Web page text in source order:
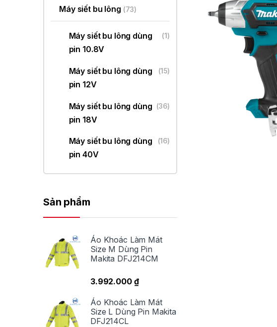
Máy siết bu lông (73)
Máy siết bu lông dùng
pin 10.8V
(1)
Máy siết bu lông dùng
pin 12V
(15)
Máy siết bu lông dùng
pin 18V
(36)
Máy siết bu lông dùng
pin 40V
(16)
Sản phẩm
Áo Khoác Làm Mát
Size M Dùng Pin
Makita DFJ214CM
3.992.000 ₫
Áo Khoác Làm Mát
Size L Dùng Pin Makita
DFJ214CL